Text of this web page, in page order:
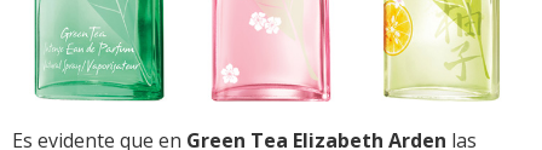
Es evidente que en Green Tea Elizabeth Arden las